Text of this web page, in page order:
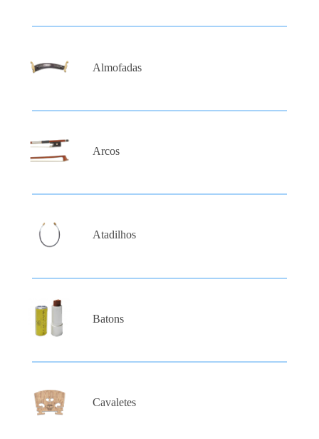
Almofadas
Arcos
Atadilhos
Batons
Cavaletes